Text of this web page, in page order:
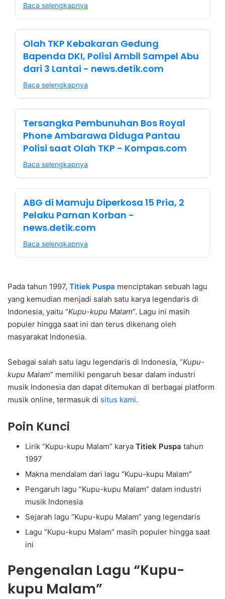
Baca selengkapnya
Olah TKP Kebakaran Gedung
Bapenda DKI, Polisi Ambil Sampel Abu
dari 3 Lantai - news.detik.com
Baca selengkapnya
Tersangka Pembunuhan Bos Royal
Phone Ambarawa Diduga Pantau
Polisi saat Olah TKP - Kompas.com
Baca selengkapnya
ABG di Mamuju Diperkosa 15 Pria, 2
Pelaku Paman Korban -
news.detik.com
Baca selengkapnya
Pada tahun 1997, Titiek Puspa menciptakan sebuah lagu
yang kemudian menjadi salah satu karya legendaris di
Indonesia, yaitu “Kupu-kupu Malam“. Lagu ini masih
populer hingga saat ini dan terus dikenang oleh
masyarakat Indonesia.
Sebagai salah satu lagu legendaris di Indonesia, “Kupu-
kupu Malam” memiliki pengaruh besar dalam industri
musik Indonesia dan dapat ditemukan di berbagai platform
musik online, termasuk di situs kami.
Poin Kunci
Lirik “Kupu-kupu Malam” karya Titiek Puspa tahun
1997
Makna mendalam dari lagu “Kupu-kupu Malam”
Pengaruh lagu “Kupu-kupu Malam” dalam industri
musik Indonesia
Sejarah lagu “Kupu-kupu Malam” yang legendaris
Lagu “Kupu-kupu Malam” masih populer hingga saat
ini
Pengenalan Lagu “Kupu-
kupu Malam”